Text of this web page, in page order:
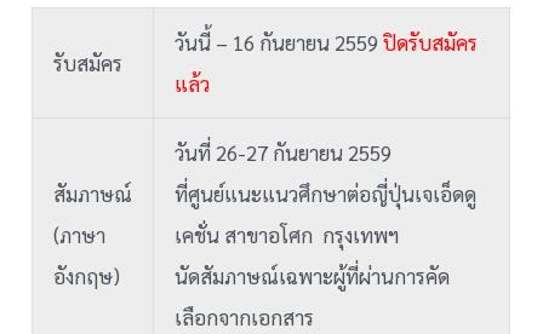
รับสมัคร
วันนี้ – 16 กันยายน 2559ปิดรับสมัคร
แล้ว
สัมภาษณ์
(ภาษา
อังกฤษ)
วันที่ 26-27 กันยายน 2559
ที่ศูนย์แนะแนวศึกษาต่อญี่ปุ่นเจเอ็ดดู
เคชั่น สาขาอโศก กรุงเทพฯ
นัดสัมภาษณ์เฉพาะผู้ที่ผ่านการคัด
เลือกจากเอกสาร